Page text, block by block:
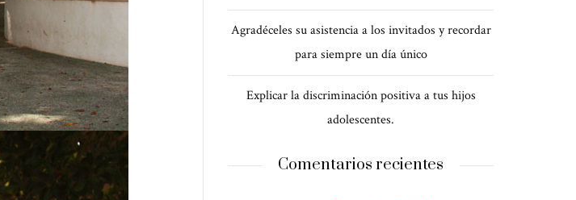
Agradéceles su asistencia a los invitados y recordar
para siempre un día único
Explicar la discriminación positiva a tus hijos
adolescentes.
Comentarios recientes